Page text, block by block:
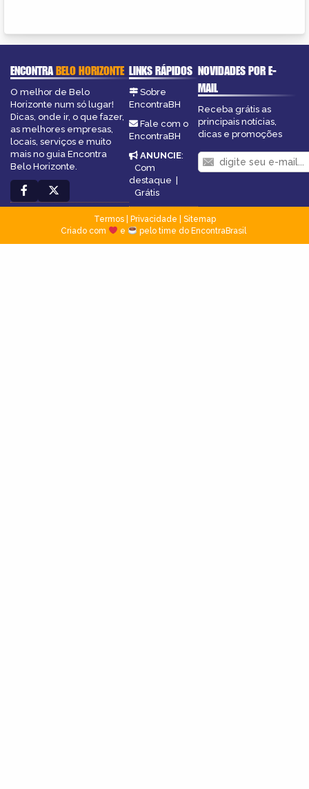
ENCONTRABELO HORIZONTE
O melhor de Belo
Horizonte num só lugar!
Dicas, onde ir, o que fazer,
as melhores empresas,
locais, serviços e muito
mais no guia Encontra
Belo Horizonte.
LINKS RÁPIDOS
Sobre
EncontraBH
Fale com o
EncontraBH
ANUNCIE:
Com
destaque |
Grátis
NOVIDADES POR E-
MAIL
Receba grátis as
principais notícias,
dicas e promoções
Termos| Privacidade
Sitemap
Criado com
e pelo time do EncontraBrasil